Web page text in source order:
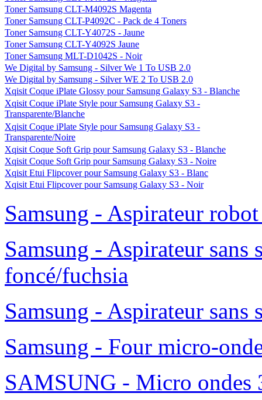
Toner Samsung CLT-M4092S Magenta
Toner Samsung CLT-P4092C - Pack de 4 Toners
Toner Samsung CLT-Y4072S - Jaune
Toner Samsung CLT-Y4092S Jaune
Toner Samsung MLT-D1042S - Noir
We Digital by Samsung - Silver We 1 To USB 2.0
We Digital by Samsung - Silver WE 2 To USB 2.0
Xqisit Coque iPlate Glossy pour Samsung Galaxy S3 - Blanche
Xqisit Coque iPlate Style pour Samsung Galaxy S3 -
Transparente/Blanche
Xqisit Coque iPlate Style pour Samsung Galaxy S3 -
Transparente/Noire
Xqisit Coque Soft Grip pour Samsung Galaxy S3 - Blanche
Xqisit Coque Soft Grip pour Samsung Galaxy S3 - Noire
Xqisit Etui Flipcover pour Samsung Galaxy S3 - Blanc
Xqisit Etui Flipcover pour Samsung Galaxy S3 - Noir
Samsung - Aspirateur
Samsung - Aspirateur
foncé/fuchsia
Samsung - Aspirateur sans
Samsung - Four micro-
SAMSUNG - Micro